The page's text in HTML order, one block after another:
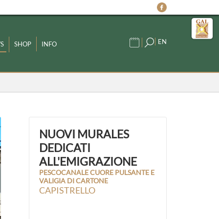
SHOP INFO EN
NUOVI MURALES
DEDICATI
ALL'EMIGRAZIONE
PESCOCANALE CUORE PULSANTE E
VALIGIA DI CARTONE
CAPISTRELLO